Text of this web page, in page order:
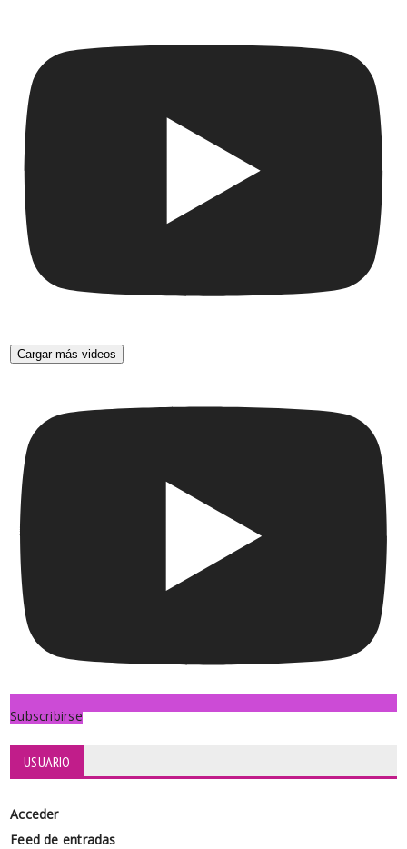
Cargar más videos
Subscribirse
USUARIO
Acceder
Feed de entradas